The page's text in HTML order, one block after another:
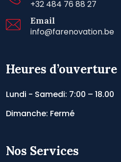
+32 484 76 88 27
Email
info@farenovation.be
Heures d’ouverture
Lundi - Samedi: 7:00 – 18.00
Dimanche: Fermé
Nos Services